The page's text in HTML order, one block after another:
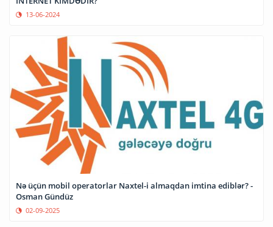
13-06-2024
Nə üçün mobil operatorlar Naxtel-i almaqdan imtina ediblər? -
Osman Gündüz
02-09-2025